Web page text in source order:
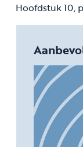
Hoofdstuk 10,